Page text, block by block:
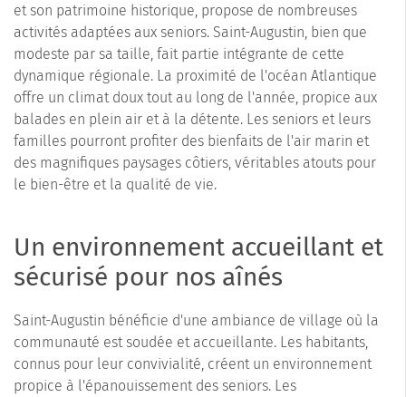
et son patrimoine historique, propose de nombreuses
activités adaptées aux seniors. Saint-Augustin, bien que
modeste par sa taille, fait partie intégrante de cette
dynamique régionale. La proximité de l'océan Atlantique
offre un climat doux tout au long de l'année, propice aux
balades en plein air et à la détente. Les seniors et leurs
familles pourront profiter des bienfaits de l'air marin et
des magnifiques paysages côtiers, véritables atouts pour
le bien-être et la qualité de vie.
Un environnement accueillant et
sécurisé pour nos aînés
Saint-Augustin bénéficie d'une ambiance de village où la
communauté est soudée et accueillante. Les habitants,
connus pour leur convivialité, créent un environnement
propice à l'épanouissement des seniors. Les